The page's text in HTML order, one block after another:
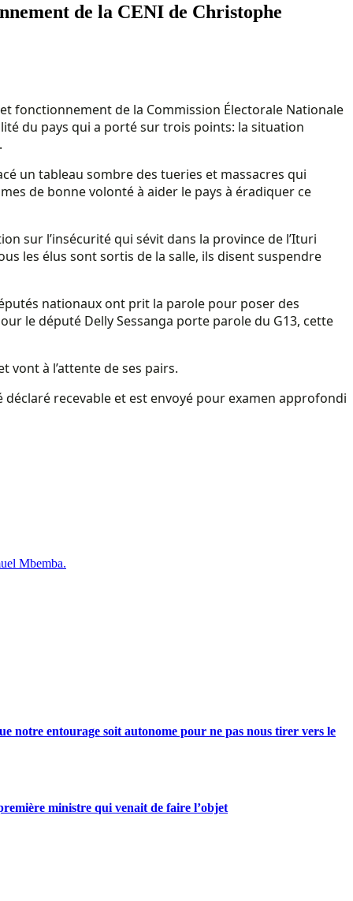
de la CENI de Christophe
fonctionnement de la Commission Électorale Nationale
du pays qui a porté sur trois points: la situation
un tableau sombre des tueries et massacres qui
de bonne volonté à aider le pays à éradiquer ce
sur l’insécurité qui sévit dans la province de l’Ituri
les élus sont sortis de la salle, ils disent suspendre
nationaux ont prit la parole pour poser des
le député Delly Sessanga porte parole du G13, cette
vont à l’attente de ses pairs.
recevable et est envoyé pour examen approfondi
Mbemba.
notre entourage soit autonome pour ne pas nous tirer vers le
ministre qui venait de faire l’objet